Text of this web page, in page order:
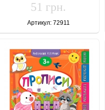
51 грн.
Артикул: 72911